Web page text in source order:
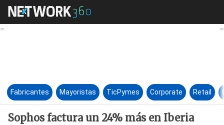
Sophos factura un 24% más
Fabricantes Mayoristas TicPymes Corporate Retail
Sophos factura un 24% más en Iberia